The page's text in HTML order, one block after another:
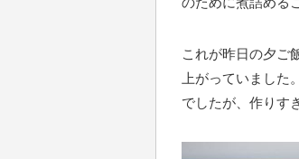
これが昨日の夕ご
上がっていまし
でしたが、作りす